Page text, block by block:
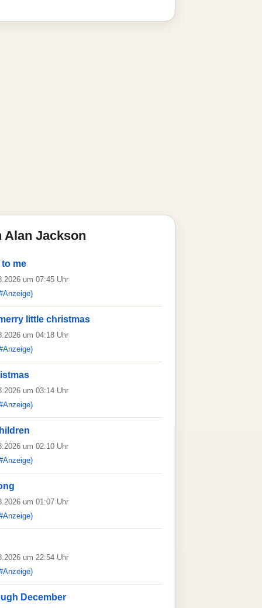
Alan Jackson
to me
um 07:45 Uhr
little christmas
um 04:18 Uhr
um 03:14 Uhr
um 02:10 Uhr
um 01:07 Uhr
um 22:54 Uhr
December